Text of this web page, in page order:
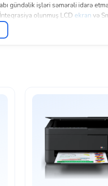
gündəlik işləri səmərəli idarə
olunmuş LCD ekran və
seçmək imkanı verir.